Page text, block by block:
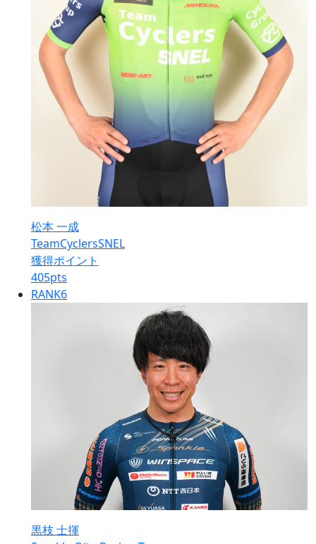
松本 一成
TeamCyclersSNEL
獲得ポイント
405pts
RANK6
黒枝 士揮